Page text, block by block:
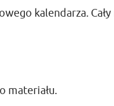
kalendarza.
materiału.